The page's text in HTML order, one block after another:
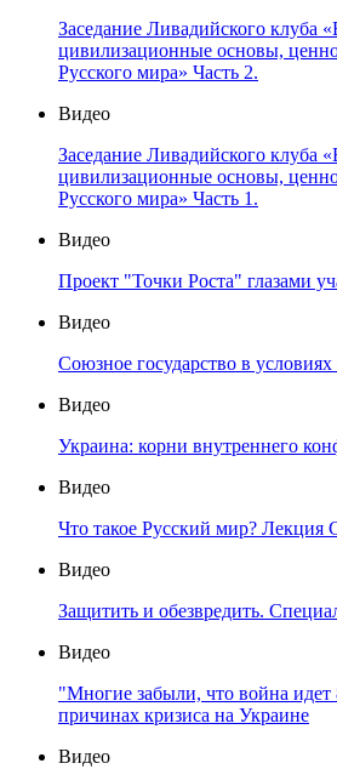
Заседание Ливадийского клуба
цивилизационные основы,
Русского мира» Часть 2.
Видео
Заседание Ливадийского клуба
цивилизационные основы,
Русского мира» Часть 1.
Видео
Проект "Точки Роста" глазами
Видео
Союзное государство в
Видео
Украина: корни внутреннего
Видео
Что такое Русский мир? Лекция
Видео
Защитить и обезвредить.
Видео
"Многие забыли, что война идет
причинах кризиса на Украине
Видео